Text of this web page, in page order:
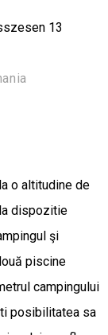
13
o altitudine de
la dispozitie
şi
piscine
campingului
posibilitatea sa